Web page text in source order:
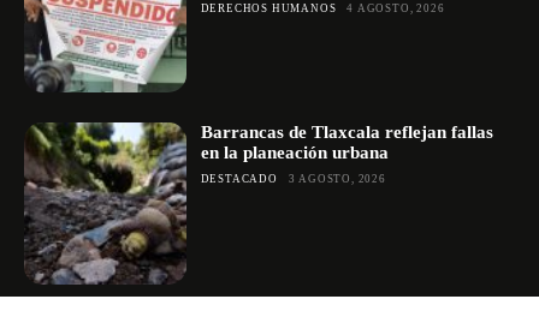
DERECHOS HUMANOS 4 AGOSTO, 2026
Barrancas de Tlaxcala reflejan fallas
en la planeación urbana
DESTACADO 3 AGOSTO, 2026